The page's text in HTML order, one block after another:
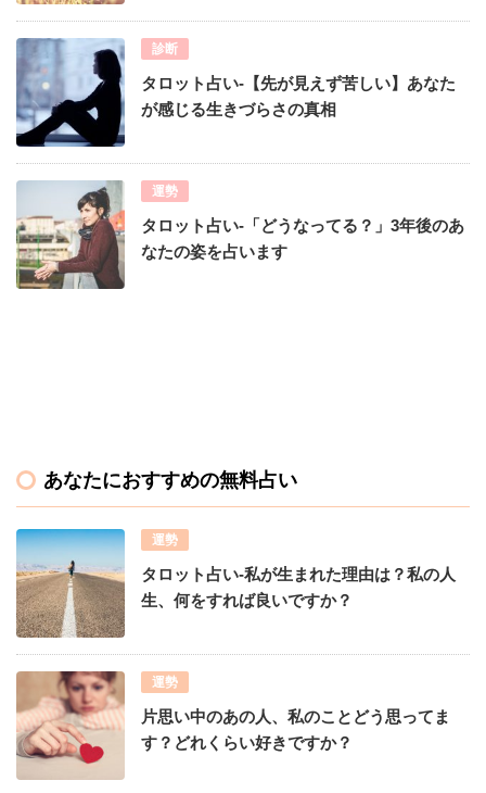
診断
タロット占い-【先が見えず苦しい】あなた
が感じる生きづらさの真相
運勢
タロット占い-「どうなってる？」3年後のあ
なたの姿を占います
あなたにおすすめの無料占い
運勢
タロット占い-私が生まれた理由は？私の人
生、何をすれば良いですか？
運勢
片思い中のあの人、私のことどう思ってま
す？どれくらい好きですか？